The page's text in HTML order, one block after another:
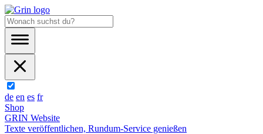
de en es fr
Shop
GRIN Website
Texte veröffentlichen, Rundum-Service genießen